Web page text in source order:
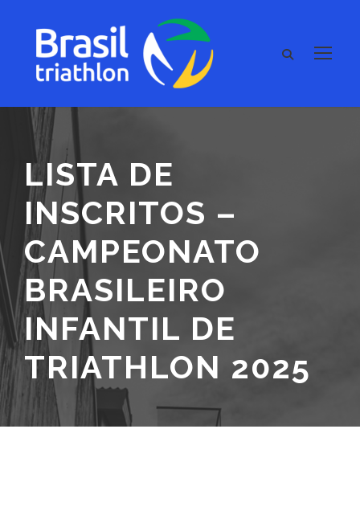
LISTA DE
INSCRITOS –
CAMPEONATO
BRASILEIRO
INFANTIL DE
TRIATHLON 2025